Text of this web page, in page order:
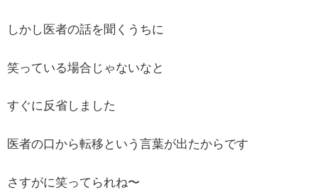
しかし医者の話を聞くうちに
笑っている場合じゃないなと
すぐに反省しました
医者の口から転移という言葉が出たからです
さすがに笑ってられね〜